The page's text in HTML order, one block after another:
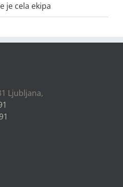
je cela ekipa
Ljubljana,